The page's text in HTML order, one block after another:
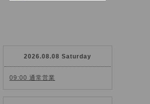
2026.08.08 Saturday
09:00 通常営業